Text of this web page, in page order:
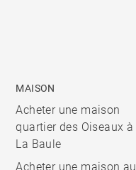
MAISON
Acheter une maison
quartier des Oiseaux à
La Baule
Acheter une maison au